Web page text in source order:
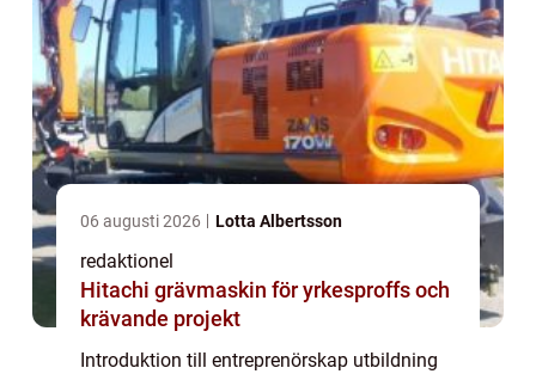
06 augusti 2026 Lotta Albertsson
redaktionel
Hitachi grävmaskin för yrkesproffs och
krävande projekt
Introduktion till entreprenörskap utbildning